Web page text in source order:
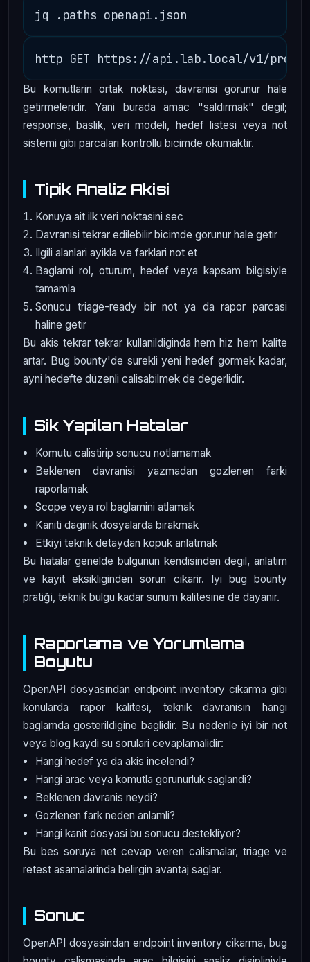
Bu komutlarin ortak noktasi, davranisi gorunur hale
getirmeleridir. Yani burada amac "saldirmak" degil;
response, baslik, veri modeli, hedef listesi veya not
sistemi gibi parcalari kontrollu bicimde okumaktir.
Tipik Analiz Akisi
Konuya ait ilk veri noktasini sec
Davranisi tekrar edilebilir bicimde gorunur hale getir
Ilgili alanlari ayikla ve farklari not et
Baglami rol, oturum, hedef veya kapsam bilgisiyle
tamamla
Sonucu triage-ready bir not ya da rapor parcasi
haline getir
Bu akis tekrar tekrar kullanildiginda hem hiz hem kalite
artar. Bug bounty'de surekli yeni hedef gormek kadar,
ayni hedefte düzenli calisabilmek de degerlidir.
Sik Yapilan Hatalar
Komutu calistirip sonucu notlamamak
Beklenen davranisi yazmadan gozlenen farki
raporlamak
Scope veya rol baglamini atlamak
Kaniti daginik dosyalarda birakmak
Etkiyi teknik detaydan kopuk anlatmak
Bu hatalar genelde bulgunun kendisinden degil, anlatim
ve kayit eksikliginden sorun cikarir. Iyi bug bounty
pratiği, teknik bulgu kadar sunum kalitesine de dayanir.
Raporlama ve Yorumlama
Boyutu
OpenAPI dosyasindan endpoint inventory cikarma gibi
konularda rapor kalitesi, teknik davranisin hangi
baglamda gosterildigine baglidir. Bu nedenle iyi bir not
veya blog kaydi su sorulari cevaplamalidir:
Hangi hedef ya da akis incelendi?
Hangi arac veya komutla gorunurluk saglandi?
Beklenen davranis neydi?
Gozlenen fark neden anlamli?
Hangi kanit dosyasi bu sonucu destekliyor?
Bu bes soruya net cevap veren calismalar, triage ve
retest asamalarinda belirgin avantaj saglar.
Sonuc
OpenAPI dosyasindan endpoint inventory cikarma, bug